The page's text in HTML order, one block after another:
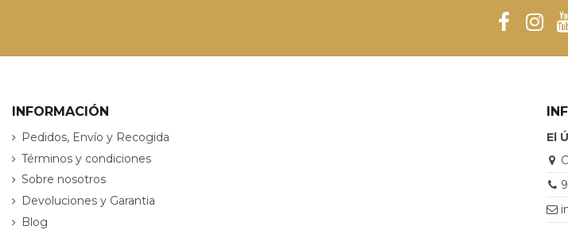
INFORMACIÓN
Pedidos, Envío y Recogida
Términos y condiciones
Sobre nosotros
Devoluciones y Garantia
Blog
El